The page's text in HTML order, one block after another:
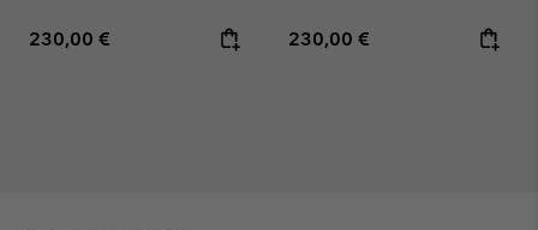
Regular price:
230,00 € Regular price:
230,00 €